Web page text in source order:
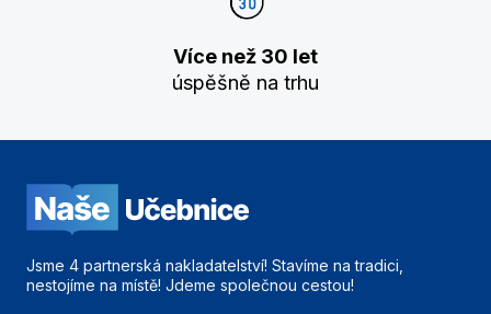
Více než 30 let
úspěšně na trhu
Jsme 4 partnerská nakladatelství! Stavíme na tradici,
nestojíme na místě! Jdeme společnou cestou!